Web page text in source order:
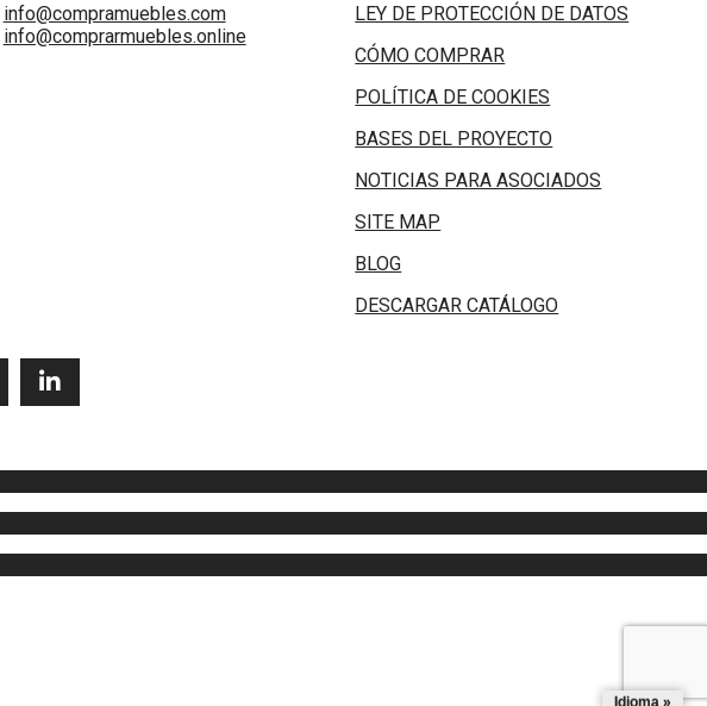
info@compramuebles.com
info@comprarmuebles.online
LEY DE PROTECCIÓN DE DATOS
CÓMO COMPRAR
POLÍTICA DE COOKIES
BASES DEL PROYECTO
NOTICIAS PARA ASOCIADOS
SITE MAP
BLOG
DESCARGAR CATÁLOGO
Idioma »